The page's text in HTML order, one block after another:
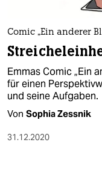
Comic „Ein anderer
Emmas Comic „Ein
für einen
und seine Aufgaben.
Von Sophia Zessnik
31.12.2020